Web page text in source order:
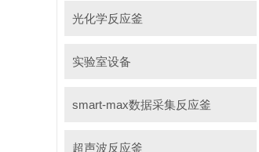
光化学反应釜
实验室设备
smart-max数据采集反应釜
超声波反应釜